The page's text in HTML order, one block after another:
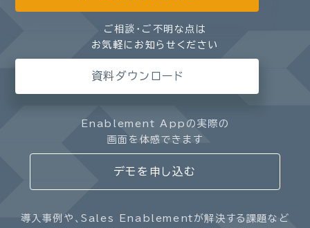
ご相談・ご不明な点は
お気軽にお知らせください
資料ダウンロード
Enablement Appの実際の
画面を体感できます
デモを申し込む
導入事例や、Sales Enablementが解決する課題など